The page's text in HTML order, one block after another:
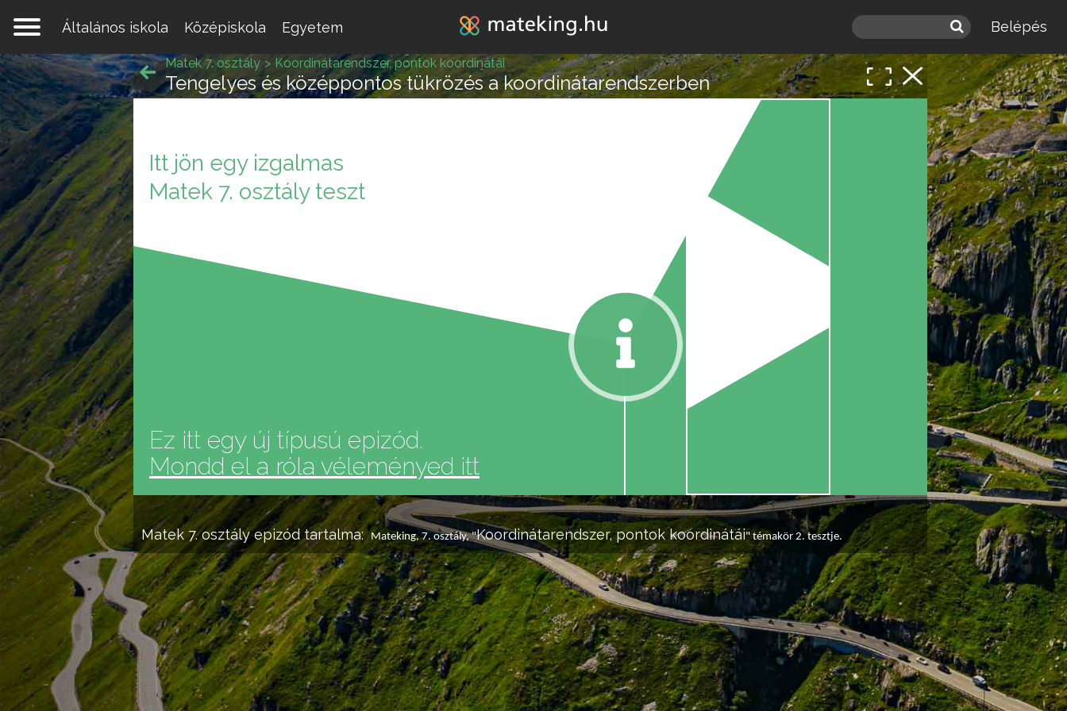
Jump to navigation
Általános iskola
Középiskola Egyetem Belépés
Matek 7. osztályepizód tartalma: Mateking, 7. osztály, "Koordinátarendszer, pontok koordinátái" témakör 2. tesztje.
Matek 7. osztály Koordinátarendszer, pontok koordinátái
Tengelyes és középpontos tükrözés a koordinátarendszerben
Itt jön egy izgalmas
Matek 7. osztály teszt
Ez itt egy új típusú epizód.
Mondd el a róla véleményed itt
Egy lépésre vagy attól, hogy a
matek melléd álljon és ne eléd.
REGISZTRÁLOK/BELÉPEK